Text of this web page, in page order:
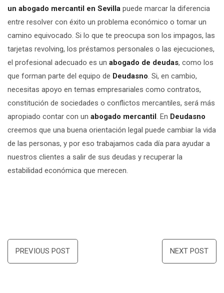
un abogado mercantil en Sevilla puede marcar la diferencia
entre resolver con éxito un problema económico o tomar un
camino equivocado. Si lo que te preocupa son los impagos, las
tarjetas revolving, los préstamos personales o las ejecuciones,
el profesional adecuado es un abogado de deudas, como los
que forman parte del equipo de Deudasno. Si, en cambio,
necesitas apoyo en temas empresariales como contratos,
constitución de sociedades o conflictos mercantiles, será más
apropiado contar con un abogado mercantil. En Deudasno
creemos que una buena orientación legal puede cambiar la vida
de las personas, y por eso trabajamos cada día para ayudar a
nuestros clientes a salir de sus deudas y recuperar la
estabilidad económica que merecen.
Navegación
de
PREVIOUS POST NEXT POST